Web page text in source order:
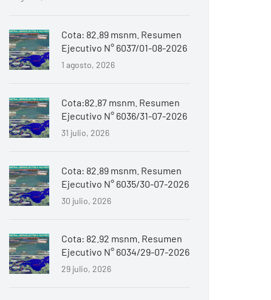
Cota: 82.89 msnm. Resumen
Ejecutivo N° 6037/01-08-2026
1 agosto, 2026
Cota:82.87 msnm. Resumen
Ejecutivo N° 6036/31-07-2026
31 julio, 2026
Cota: 82.89 msnm. Resumen
Ejecutivo N° 6035/30-07-2026
30 julio, 2026
Cota: 82.92 msnm. Resumen
Ejecutivo N° 6034/29-07-2026
29 julio, 2026